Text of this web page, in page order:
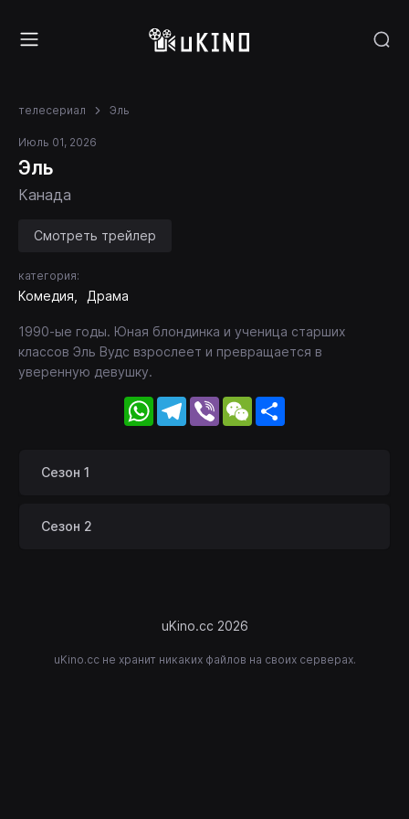
телесериал Эль
Июль 01, 2026
Эль
Канада
Смотреть трейлер
категория:
Комедия Драма
1990-ые годы. Юная блондинка и ученица старших
классов Эль Вудс взрослеет и превращается в
уверенную девушку.
WhatsApp
Telegram
Viber WeChat
Сезон 1
Сезон 2
uKino.cc 2026
uKino.cc не хранит никаких файлов на своих серверах.